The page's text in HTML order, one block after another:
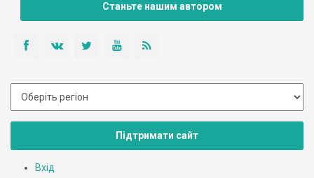
Станьте нашим автором
Підтримати сайт
Вхід